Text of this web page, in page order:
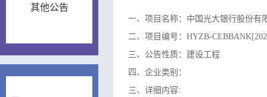
其他公告
一、项目名称：中国光大银行股份有
二、项目编号：HYZB-
三、公告性质：建设工程
四、企业类别：
三、详细内容: